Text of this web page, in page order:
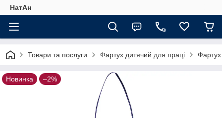
НатАн
Товари та послуги Фартух дитячий для праці
Новинка –2%